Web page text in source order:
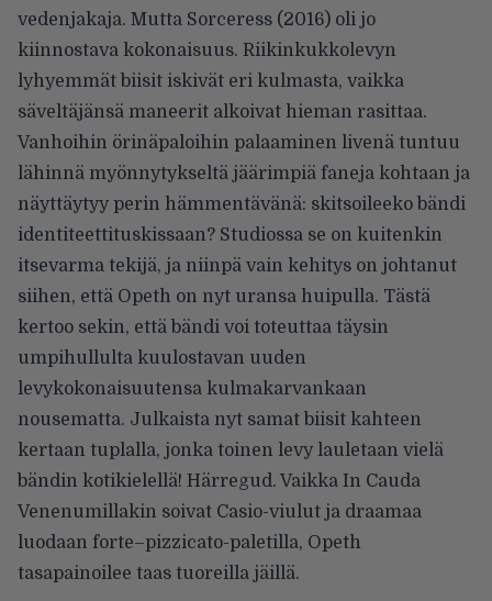
vedenjakaja. Mutta Sorceress (2016) oli jo
kiinnostava kokonaisuus. Riikinkukkolevyn
lyhyemmät biisit iskivät eri kulmasta, vaikka
säveltäjänsä maneerit alkoivat hieman rasittaa.
Vanhoihin örinäpaloihin palaaminen livenä tuntuu
lähinnä myönnytykseltä jäärimpiä faneja kohtaan ja
näyttäytyy perin hämmentävänä: skitsoileeko bändi
identiteettituskissaan? Studiossa se on kuitenkin
itsevarma tekijä, ja niinpä vain kehitys on johtanut
siihen, että Opeth on nyt uransa huipulla. Tästä
kertoo sekin, että bändi voi toteuttaa täysin
umpihullulta kuulostavan uuden
levykokonaisuutensa kulmakarvankaan
nousematta. Julkaista nyt samat biisit kahteen
kertaan tuplalla, jonka toinen levy lauletaan vielä
bändin kotikielellä! Härregud. Vaikka In Cauda
Venenumillakin soivat Casio-viulut ja draamaa
luodaan forte–pizzicato-paletilla, Opeth
tasapainoilee taas tuoreilla jäillä.